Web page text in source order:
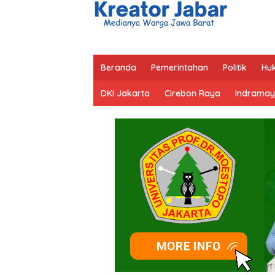
Beranda Pemerintahan Politik
DKI Jakarta Cirebon Raya